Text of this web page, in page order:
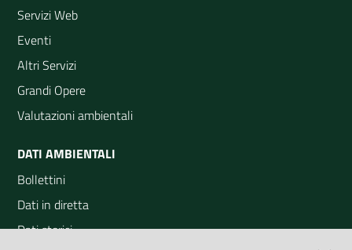
Servizi Web
Eventi
Altri Servizi
Grandi Opere
Valutazioni ambientali
DATI AMBIENTALI
Bollettini
Dati in diretta
Dati storici